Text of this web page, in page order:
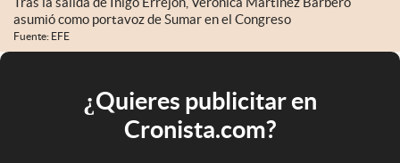
asumió como portavoz de Sumar en el Congreso
Fuente: EFE
¿Quieres publicitar en
Cronista.com?